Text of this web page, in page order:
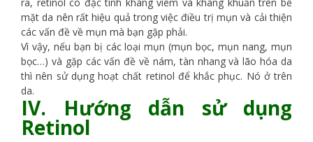
mặt da nên rất hiệu quả trong việc điều trị mụn và cải thiện
các vấn đề về mụn mà bạn gặp phải.
Vì vậy, nếu bạn bị các loại mụn (mụn bọc, mụn nang, mụn
bọc…) và gặp các vấn đề về nám, tàn nhang và lão hóa da
thì nên sử dụng hoạt chất retinol để khắc phục. Nó ở trên
da.
IV. Hướng dẫn sử dụng
Retinol